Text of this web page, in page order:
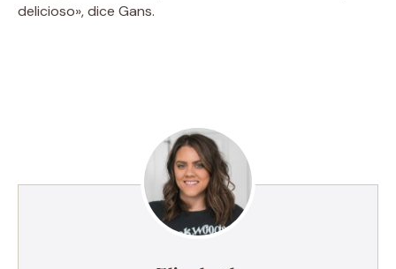
delicioso», dice Gans.